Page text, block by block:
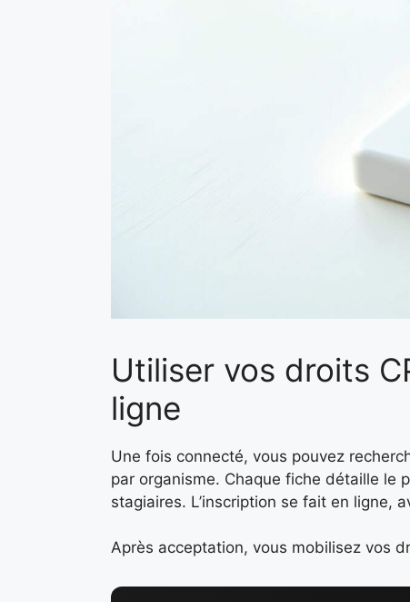
Utiliser vos droits
ligne
Une fois connecté, vous pouvez
par organisme. Chaque fiche détaille le
stagiaires. L’inscription se fait en ligne,
Après acceptation, vous mobilisez vos